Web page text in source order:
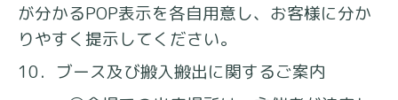
が分かるPOP表示を各自用意し、お客様に分か
りやすく提示してください。
10．ブース及び搬入搬出に関するご案内